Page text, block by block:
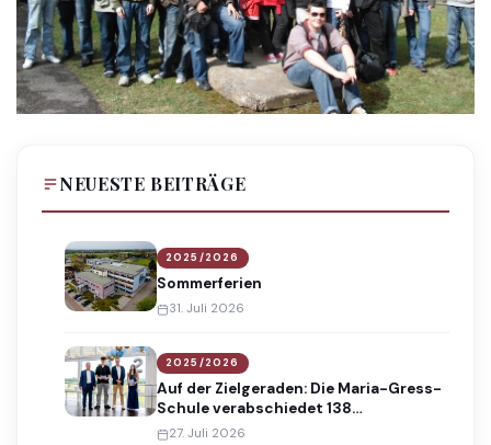
NEUESTE BEITRÄGE
2025/2026
Sommerferien
31. Juli 2026
2025/2026
Auf der Zielgeraden: Die Maria-Gress-
Schule verabschiedet 138
Absolventinnen und Absolventen
27. Juli 2026